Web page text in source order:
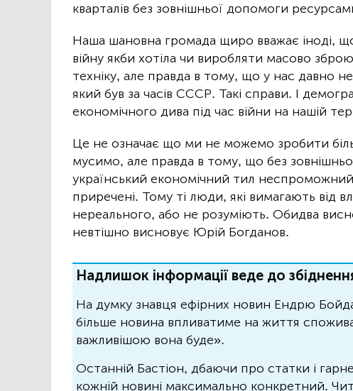
кварталів без зовнішньої допомоги
Наша шановна громада щиро вважає іноді,
війну якби хотіла чи виробляти масово
техніку, але правда в тому, що у нас давно
який був за часів СССР. Такі справи. І
економічного дива під час війни на нашій
Це не означає що ми не можемо зробити
мусимо, але правда в тому, що без
український економічний тил
приречені. Тому ті люди, які вимагають від
нереального, або не розуміють. Обидва
невтішно висновує Юрій Богданов.
Надлишок інформації веде до
На думку знавця ефірних новин Ендрю
більше новина впливатиме на життя
важливішою вона буде».
Останній Бастіон, дбаючи про статки і
кожній новині максимально конкретний.